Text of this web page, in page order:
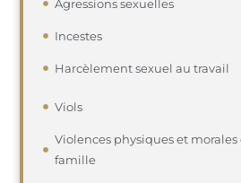
Agressions sexuelles
Incestes
Harcèlement sexuel au travail
Viols
Violences physiques et
famille